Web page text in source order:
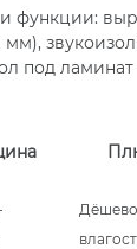
функции:
под
Дёшево,